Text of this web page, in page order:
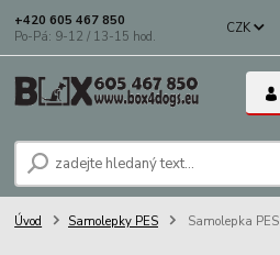
CZK
+420 605 467 850
Po-Pá: 9-12 / 13-15 hod.
Úvod Samolepky PES Samolepka PES